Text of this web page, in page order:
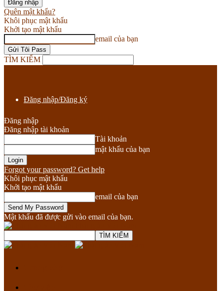
Quên mật khẩu?
Khôi phục mật khẩu
Khởi tạo mật khẩu
email của bạn
TÌM KIẾM
Đăng nhập/Đăng ký
Đăng nhập
Đăng nhập tài khoản
Tài khoản
mật khẩu của bạn
Forgot your password? Get help
Khôi phục mật khẩu
Khởi tạo mật khẩu
email của bạn
Mật khẩu đã được gửi vào email của bạn.